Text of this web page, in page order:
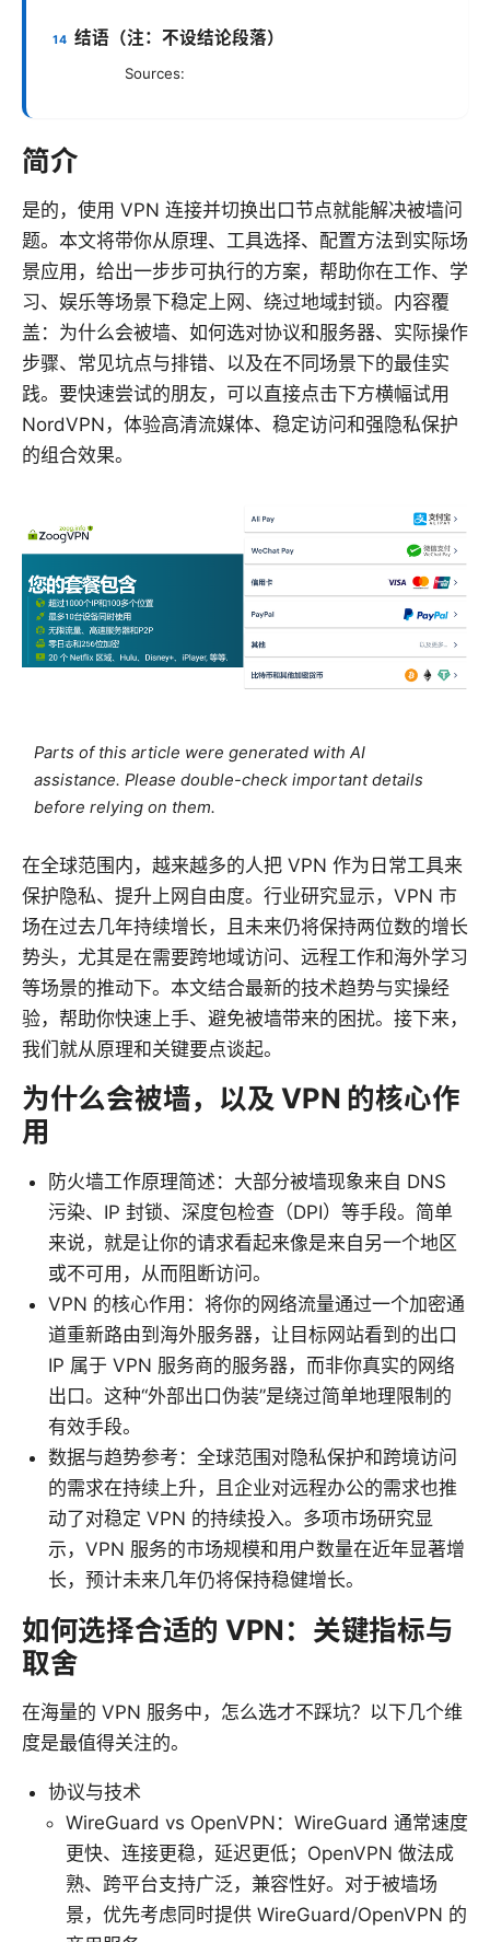
结语（注：不设结论段落）
Sources:
简介
是的，使用 VPN 连接并切换出口节点就能解决被墙问
题。本文将带你从原理、工具选择、配置方法到实际场
景应用，给出一步步可执行的方案，帮助你在工作、学
习、娱乐等场景下稳定上网、绕过地域封锁。内容覆
盖：为什么会被墙、如何选对协议和服务器、实际操作
步骤、常见坑点与排错、以及在不同场景下的最佳实
践。要快速尝试的朋友，可以直接点击下方横幅试用
NordVPN，体验高清流媒体、稳定访问和强隐私保护
的组合效果。
Parts of this article were generated with AI
assistance. Please double-check important details
before relying on them.
在全球范围内，越来越多的人把 VPN 作为日常工具来
保护隐私、提升上网自由度。行业研究显示，VPN 市
场在过去几年持续增长，且未来仍将保持两位数的增长
势头，尤其是在需要跨地域访问、远程工作和海外学习
等场景的推动下。本文结合最新的技术趋势与实操经
验，帮助你快速上手、避免被墙带来的困扰。接下来，
我们就从原理和关键要点谈起。
为什么会被墙，以及 VPN 的核心作
用
防火墙工作原理简述：大部分被墙现象来自 DNS
污染、IP 封锁、深度包检查（DPI）等手段。简单
来说，就是让你的请求看起来像是来自另一个地区
或不可用，从而阻断访问。
VPN 的核心作用：将你的网络流量通过一个加密通
道重新路由到海外服务器，让目标网站看到的出口
IP 属于 VPN 服务商的服务器，而非你真实的网络
出口。这种“外部出口伪装”是绕过简单地理限制的
有效手段。
数据与趋势参考：全球范围对隐私保护和跨境访问
的需求在持续上升，且企业对远程办公的需求也推
动了对稳定 VPN 的持续投入。多项市场研究显
示，VPN 服务的市场规模和用户数量在近年显著增
长，预计未来几年仍将保持稳健增长。
如何选择合适的 VPN：关键指标与
取舍
在海量的 VPN 服务中，怎么选才不踩坑？以下几个维
度是最值得关注的。
协议与技术
WireGuard vs OpenVPN：WireGuard 通常速度
更快、连接更稳，延迟更低；OpenVPN 做法成
熟、跨平台支持广泛，兼容性好。对于被墙场
景，优先考虑同时提供 WireGuard/OpenVPN 的